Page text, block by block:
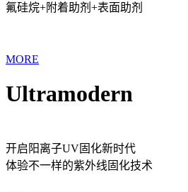
氟硅烷+附着助剂+表面助剂
MORE
Ultramodern
开启阳离子UV固化新时代
体验不一样的紫外线固化技术